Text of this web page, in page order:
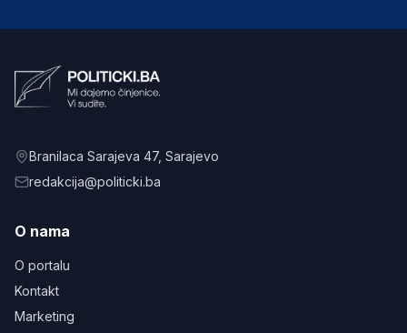
Branilaca Sarajeva 47, Sarajevo
redakcija@politicki.ba
O nama
O portalu
Kontakt
Marketing